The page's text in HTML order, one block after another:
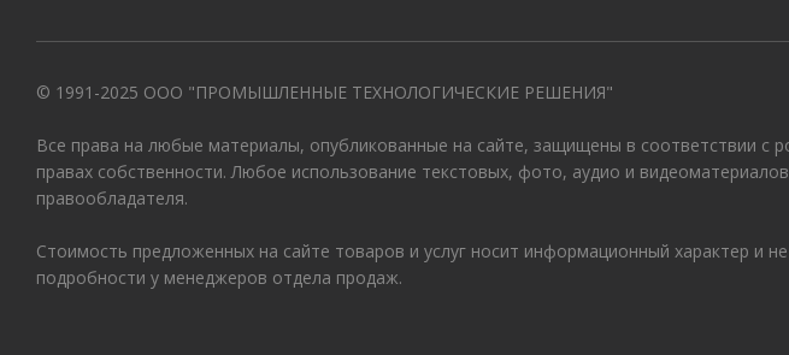
© 1991-2025 ООО "ПРОМЫШЛЕННЫЕ ТЕХНОЛОГИЧЕСКИЕ РЕШЕНИЯ"
Все права на любые материалы, опубликованные на сайте, защищены в соответствии с
правах собственности. Любое использование текстовых, фото, аудио и
правообладателя.
Стоимость предложенных на сайте товаров и услуг носит информационный характер и
подробности у менеджеров отдела продаж.